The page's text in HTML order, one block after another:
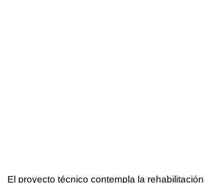
El proyecto técnico contempla la rehabilitación